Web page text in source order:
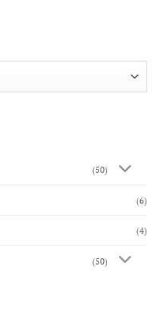
(50)
(6)
(4)
(50)